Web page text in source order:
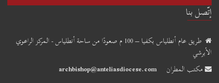
إتّصل بنا
طريق عام أنطلياس بكفيا – 100 م صعودًا من ساحة أنطلياس - المركز الراعوي
الأبرشي
مكتب المطران
archbishop@anteliasdiocese.com